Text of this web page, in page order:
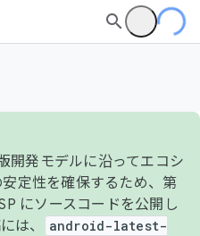
開発モデルに沿ってエコシ
定性を確保するため、第
にソースコードを公開し
は、
android-latest-